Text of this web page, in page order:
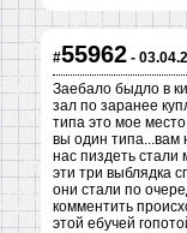
#55962-
Заебало быдло в
зал по заранее
типа это мое
вы один типа...вам
нас пиздеть стали
эти три выблядка
они стали по
комментить
этой ебучей